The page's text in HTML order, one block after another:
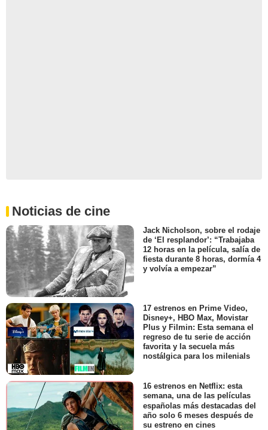
Noticias de cine
Jack Nicholson, sobre el rodaje
de ‘El resplandor’: “Trabajaba
12 horas en la película, salía de
fiesta durante 8 horas, dormía 4
y volvía a empezar”
17 estrenos en Prime Video,
Disney+, HBO Max, Movistar
Plus y Filmin: Esta semana el
regreso de tu serie de acción
favorita y la secuela más
nostálgica para los milenials
16 estrenos en Netflix: esta
semana, una de las películas
españolas más destacadas del
año solo 6 meses después de
su estreno en cines